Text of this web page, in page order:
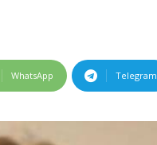
WhatsApp Telegram